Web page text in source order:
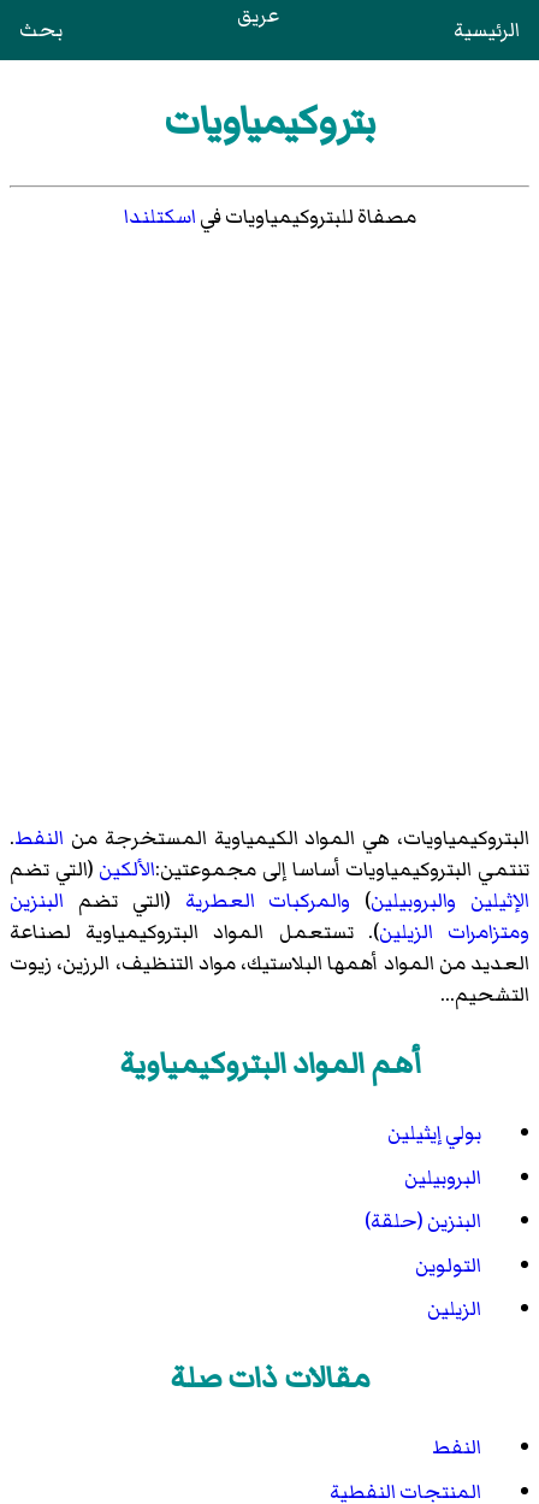
الرئيسية عريق بحث
بتروكيمياويات
مصفاة للبتروكيمياويات فياسكتلندا
البتروكيمياويات، هي المواد الكيمياوية المستخرجة من النفط.
تنتمي البتروكيمياويات أساسا إلى مجموعتين:الألكين (التي تضم
الإثيلين والبروبيلين) والمركبات العطرية (التي تضم البنزين
ومتزامرات الزيلين). تستعمل المواد البتروكيمياوية لصناعة
العديد من المواد أهمها البلاستيك، مواد التنظيف، الرزين، زيوت
التشحيم...
أهم المواد البتروكيمياوية
بولي إيثيلين
البروبيلين
البنزين (حلقة)
التولوين
الزيلين
مقالات ذات صلة
النفط
المنتجات النفطية